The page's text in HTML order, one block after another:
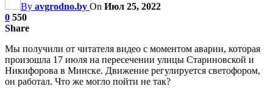
By avgrodno.by On Июл 25, 2022
0 550
Share
Мы получили от читателя видео с моментом аварии, которая
произошла 17 июля на пересечении улицы Стариновской и
Никифорова в Минске. Движение регулируется светофором,
он работал. Что же могло пойти не так?